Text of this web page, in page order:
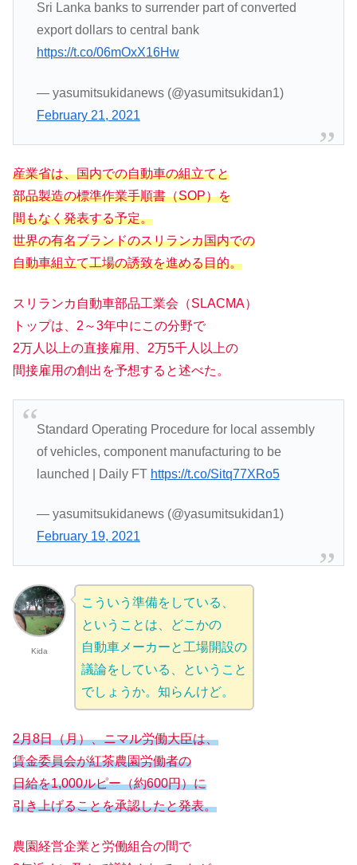
Sri Lanka banks to surrender part of converted
export dollars to central bank
https://t.co/06mOxX16Hw
— yasumitsukidanews (@yasumitsukidan1)
February 21, 2021
産業省は、国内での自動車の組立てと
部品製造の標準作業手順書（SOP）を
間もなく発表する予定。
世界の有名ブランドのスリランカ国内での
自動車組立て工場の誘致を進める目的。
スリランカ自動車部品工業会（SLACMA）
トップは、2～3年中にこの分野で
2万人以上の直接雇用、2万5千人以上の
間接雇用の創出を予想すると述べた。
Standard Operating Procedure for local assembly
of vehicles, component manufacturing to be
launched | Daily FT https://t.co/Sitq77XRo5
— yasumitsukidanews (@yasumitsukidan1)
February 19, 2021
Kida
こういう準備をしている、
ということは、どこかの
自動車メーカーと工場開設の
議論をしている、ということ
でしょうか。知らんけど。
2月8日（月）、ニマル労働大臣は、
賃金委員会が紅茶農園労働者の
日給を1,000ルピー（約600円）に
引き上げることを承認したと発表。
農園経営企業と労働組合の間で